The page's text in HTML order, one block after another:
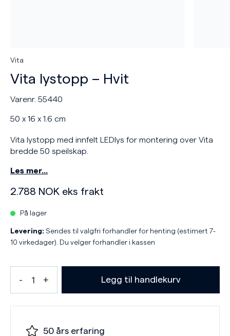
Vita
Vita lystopp – Hvit
Varenr. 55440
50 x 16 x 1.6 cm
Vita lystopp med innfelt LEDlys for montering over Vita
bredde 50 speilskap.
Les mer…
2.788 NOK eks frakt
På lager
Levering: Sendes til valgfri forhandler for henting (estimert 7-
10 virkedager). Du velger forhandler i kassen
Legg til handlekurv
50 års erfaring